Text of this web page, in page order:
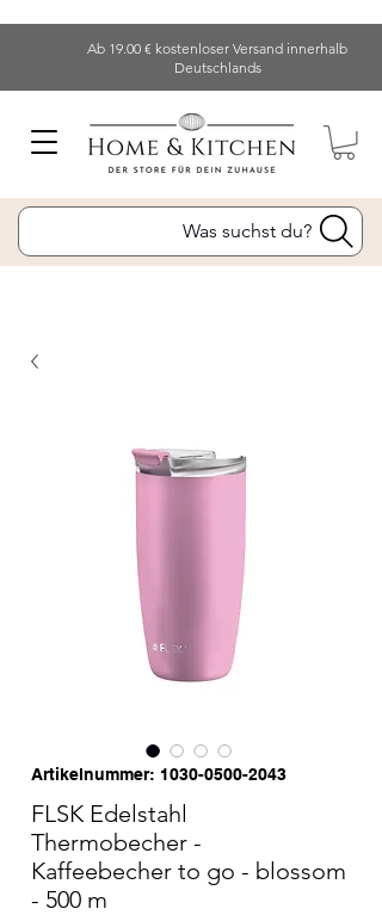
Ab 19.00 € kostenloser Versand innerhalb
Deutschlands
Was suchst du?
Artikelnummer: 1030-0500-2043
FLSK Edelstahl
Thermobecher -
Kaffeebecher to go - blossom
- 500 m